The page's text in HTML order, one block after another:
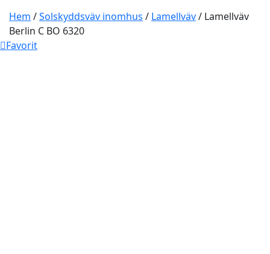
Hem /Solskyddsväv inomhus / Lamellväv/ Lamellväv
Berlin C BO 6320
Favorit